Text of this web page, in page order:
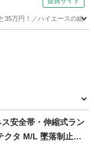
35万円！／ハイエースの組
安全帯・伸縮式ラン
クタ M/L 墜落制止用